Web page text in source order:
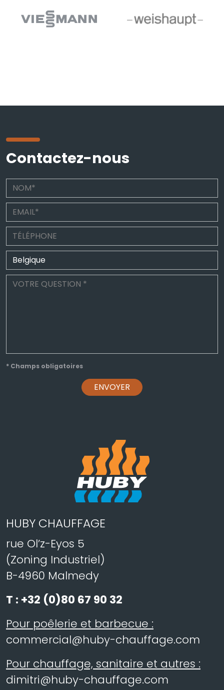
Contactez-nous
* Champs obligatoires
ENVOYER
HUBY CHAUFFAGE
rue Ol’z-Eyos 5
(Zoning Industriel)
B-4960 Malmedy
T : +32 (0)80 67 90 32
Pour poêlerie et barbecue :
commercial@huby-chauffage.com
Pour chauffage, sanitaire et autres :
dimitri@huby-chauffage.com